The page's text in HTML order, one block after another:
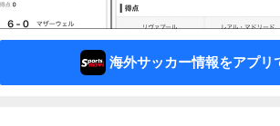
海外サッカー情報をアプリ